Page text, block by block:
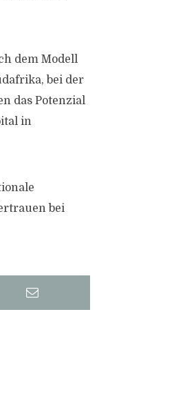
dem Modell
bei der
das Potenzial
in
bei